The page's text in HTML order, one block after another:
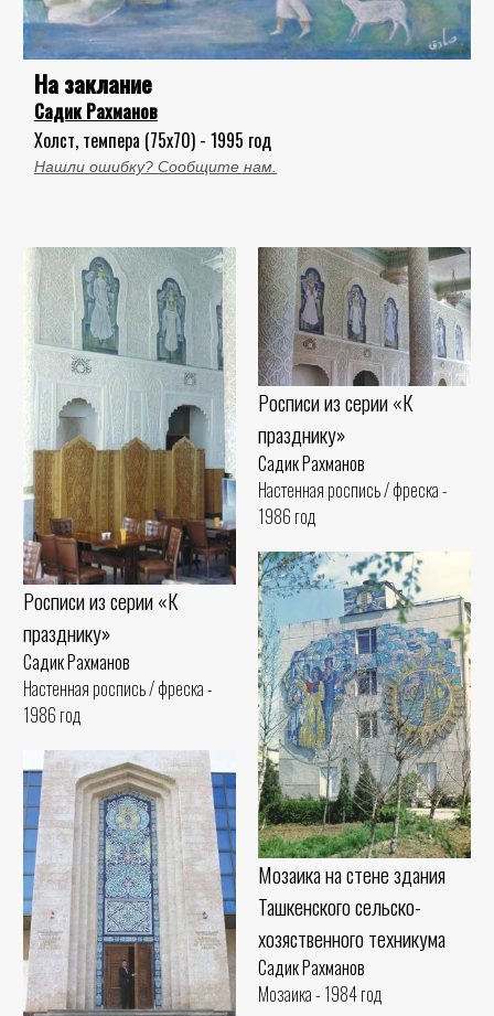
На заклание
Садик Рахманов
Холст, темпера (75x70) - 1995 год
Нашли ошибку? Сообщите нам.
Росписи из серии «К
празднику»
Садик Рахманов
Настенная роспись / фреска -
1986 год
Росписи из серии «К
празднику»
Садик Рахманов
Настенная роспись / фреска -
1986 год
Мозаика на стене здания
Ташкенского сельско-
хозяственного техникума
Садик Рахманов
Мозаика - 1984 год